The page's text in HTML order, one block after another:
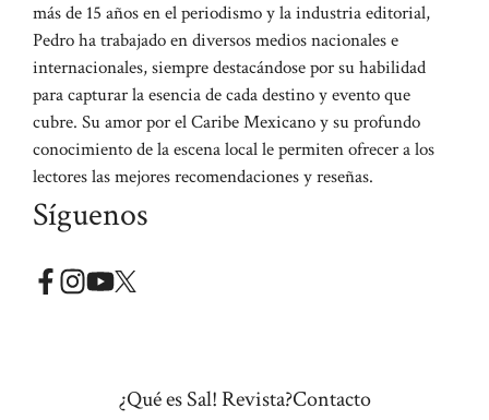
más de 15 años en el periodismo y la industria editorial,
Pedro ha trabajado en diversos medios nacionales e
internacionales, siempre destacándose por su habilidad
para capturar la esencia de cada destino y evento que
cubre. Su amor por el Caribe Mexicano y su profundo
conocimiento de la escena local le permiten ofrecer a los
lectores las mejores recomendaciones y reseñas.
Síguenos
¿Qué es Sal! Revista?Contacto